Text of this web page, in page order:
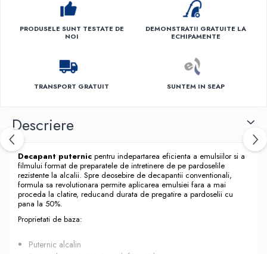
PRODUSELE SUNT TESTATE DE
NOI
DEMONSTRATII GRATUITE LA
ECHIPAMENTE
TRANSPORT GRATUIT SUNTEM IN SEAP
Descriere
Decapant puternic pentru indepartarea eficienta a emulsiilor si a
filmului format de preparatele de intretinere de pe pardoselile
rezistente la alcalii. Spre deosebire de decapantii conventionali,
formula sa revolutionara permite aplicarea emulsiei fara a mai
proceda la clatire, reducand durata de pregatire a pardoselii cu
pana la 50%.
Proprietati de baza:
Puternic alcalin